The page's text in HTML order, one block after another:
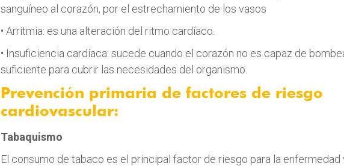
sanguíneo al corazón, por el estrechamiento de los vasos
• Arritmia: es una alteración del ritmo cardíaco.
• Insuficiencia cardíaca: sucede cuando el corazón no es capaz de
suficiente para cubrir las necesidades del organismo.
Prevención primaria de factores de riesgo
cardiovascular:
Tabaquismo
El consumo de tabaco es el principal factor de riesgo para la enfermedad